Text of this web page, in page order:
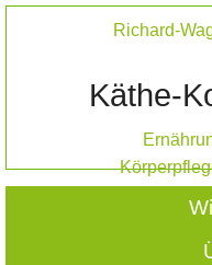
Richard-
Käthe-